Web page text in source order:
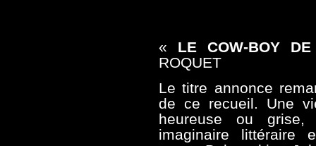
« LE COW-BOY
ROQUET
Le titre annonce
de ce recueil. Une
heureuse ou
imaginaire littéraire